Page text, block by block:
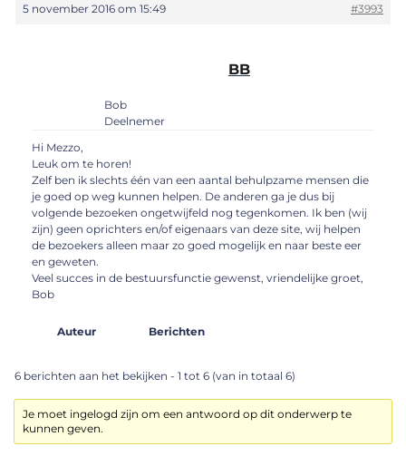
5 november 2016 om 15:49 #3993
BB
Bob
Deelnemer
Hi Mezzo,
Leuk om te horen!
Zelf ben ik slechts één van een aantal behulpzame mensen die
je goed op weg kunnen helpen. De anderen ga je dus bij
volgende bezoeken ongetwijfeld nog tegenkomen. Ik ben (wij
zijn) geen oprichters en/of eigenaars van deze site, wij helpen
de bezoekers alleen maar zo goed mogelijk en naar beste eer
en geweten.
Veel succes in de bestuursfunctie gewenst, vriendelijke groet,
Bob
Auteur Berichten
6 berichten aan het bekijken - 1 tot 6 (van in totaal 6)
Je moet ingelogd zijn om een antwoord op dit onderwerp te
kunnen geven.